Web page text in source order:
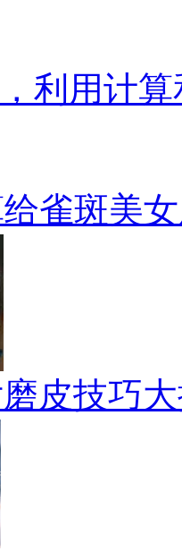
利用计
雀斑美
皮技巧